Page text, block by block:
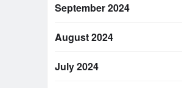
September 2024
August 2024
July 2024